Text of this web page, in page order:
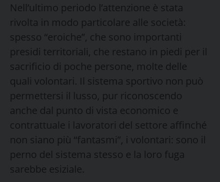
Nell’ultimo periodo l’attenzione è stata
rivolta in modo particolare alle società:
spesso “eroiche”, che sono importanti
presidi territoriali, che restano in piedi per il
sacrificio di poche persone, molte delle
quali volontari. Il sistema sportivo non può
permettersi il lusso, pur riconoscendo
anche dal punto di vista economico e
contrattuale i lavoratori del settore affinché
non siano più “fantasmi”, i volontari: sono il
perno del sistema stesso e la loro fuga
sarebbe esiziale.